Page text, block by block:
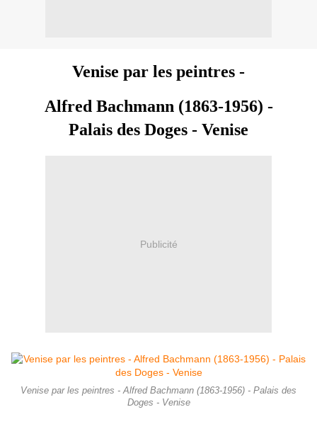
Venise par les peintres -
Alfred Bachmann (1863-1956) -
Palais des Doges - Venise
Publicité
Venise par les peintres - Alfred Bachmann (1863-1956) - Palais des
Doges - Venise